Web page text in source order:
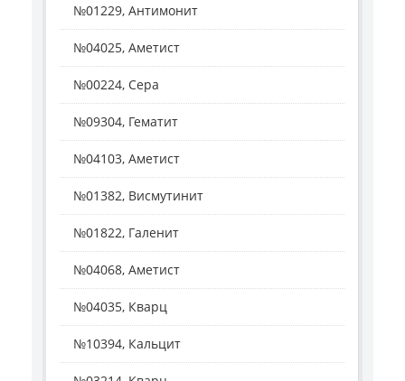
№01229, Антимонит
№04025, Аметист
№00224, Сера
№09304, Гематит
№04103, Аметист
№01382, Висмутинит
№01822, Галенит
№04068, Аметист
№04035, Кварц
№10394, Кальцит